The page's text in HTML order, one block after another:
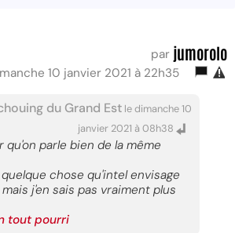
par jumorolo
10 janvier 2021 à 22h35
du Grand Est le dimanche 10
janvier 2021 à 08h38
parle bien de la même
chose qu'intel envisage
j'en sais pas vraiment plus
tout pourri